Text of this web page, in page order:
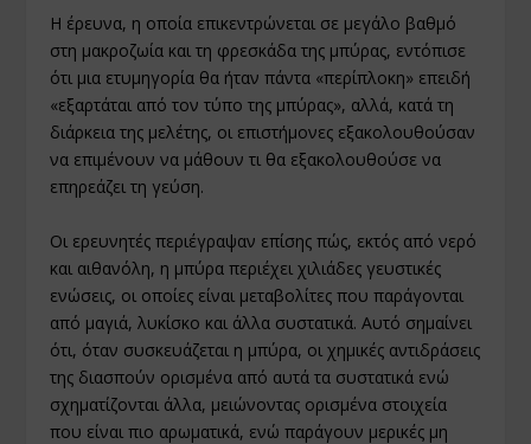
Η έρευνα, η οποία επικεντρώνεται σε μεγάλο βαθμό
στη μακροζωία και τη φρεσκάδα της μπύρας, εντόπισε
ότι μια ετυμηγορία θα ήταν πάντα «περίπλοκη» επειδή
«εξαρτάται από τον τύπο της μπύρας», αλλά, κατά τη
διάρκεια της μελέτης, οι επιστήμονες εξακολουθούσαν
να επιμένουν να μάθουν τι θα εξακολουθούσε να
επηρεάζει τη γεύση.
Οι ερευνητές περιέγραψαν επίσης πώς, εκτός από νερό
και αιθανόλη, η μπύρα περιέχει χιλιάδες γευστικές
ενώσεις, οι οποίες είναι μεταβολίτες που παράγονται
από μαγιά, λυκίσκο και άλλα συστατικά. Αυτό σημαίνει
ότι, όταν συσκευάζεται η μπύρα, οι χημικές αντιδράσεις
της διασπούν ορισμένα από αυτά τα συστατικά ενώ
σχηματίζονται άλλα, μειώνοντας ορισμένα στοιχεία
που είναι πιο αρωματικά, ενώ παράγουν μερικές μη